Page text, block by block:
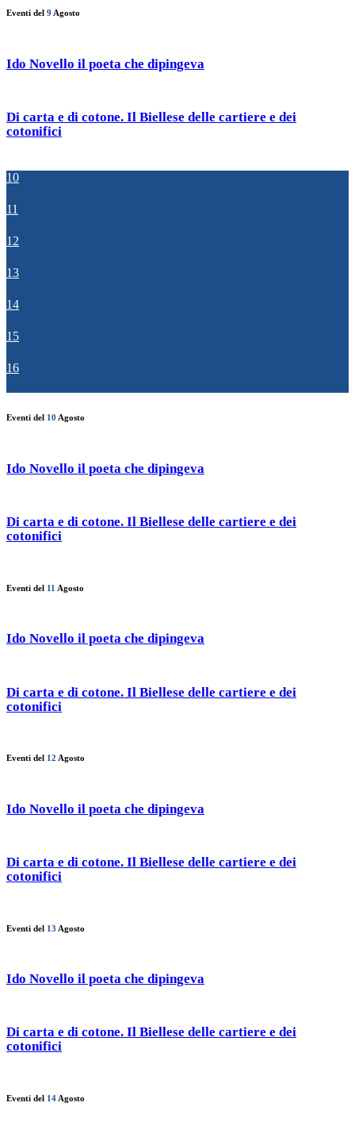
Eventi del 9 Agosto
Ido Novello il poeta che dipingeva
Di carta e di cotone. Il Biellese delle cartiere e dei
cotonifici
10
11
12
13
14
15
16
Eventi del 10 Agosto
Ido Novello il poeta che dipingeva
Di carta e di cotone. Il Biellese delle cartiere e dei
cotonifici
Eventi del 11 Agosto
Ido Novello il poeta che dipingeva
Di carta e di cotone. Il Biellese delle cartiere e dei
cotonifici
Eventi del 12 Agosto
Ido Novello il poeta che dipingeva
Di carta e di cotone. Il Biellese delle cartiere e dei
cotonifici
Eventi del 13 Agosto
Ido Novello il poeta che dipingeva
Di carta e di cotone. Il Biellese delle cartiere e dei
cotonifici
Eventi del 14 Agosto